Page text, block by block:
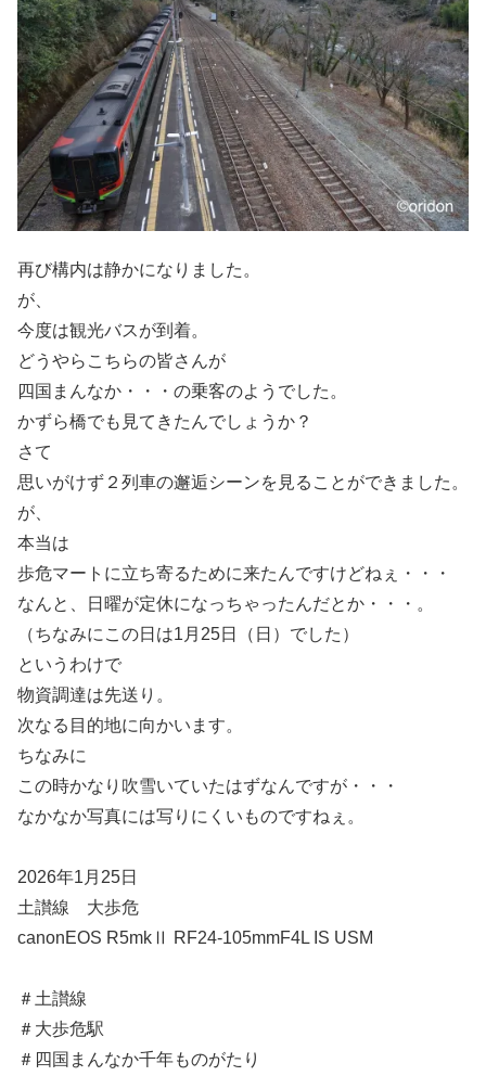
再び構内は静かになりました。
が、
今度は観光バスが到着。
どうやらこちらの皆さんが
四国まんなか・・・の乗客のようでした。
かずら橋でも見てきたんでしょうか？
さて
思いがけず２列車の邂逅シーンを見ることができました。
が、
本当は
歩危マートに立ち寄るために来たんですけどねぇ・・・
なんと、日曜が定休になっちゃったんだとか・・・。
（ちなみにこの日は1月25日（日）でした）
というわけで
物資調達は先送り。
次なる目的地に向かいます。
ちなみに
この時かなり吹雪いていたはずなんですが・・・
なかなか写真には写りにくいものですねぇ。
2026年1月25日
土讃線 大歩危
canonEOS R5mkⅡ RF24-105mmF4L IS USM
＃土讃線
＃大歩危駅
＃四国まんなか千年ものがたり